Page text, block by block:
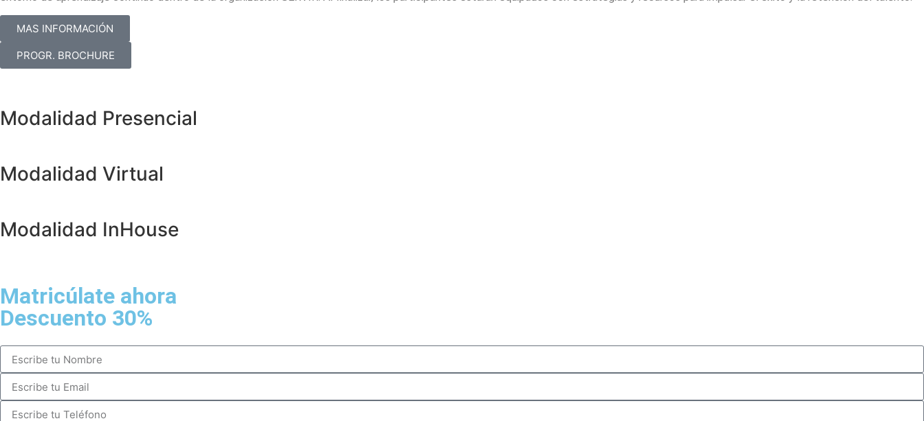
MAS INFORMACIÓN
PROGR. BROCHURE
Modalidad Presencial
Modalidad Virtual
Modalidad InHouse
Matricúlate ahora
Descuento 30%